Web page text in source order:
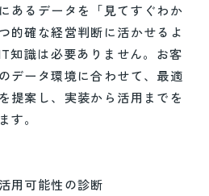
あるデータを「見てすぐわか
的確な経営判断に活かせるよ
知識は必要ありません。お客
データ環境に合わせて、最適
提案し、実装から活用までを
す。
用可能性の診断